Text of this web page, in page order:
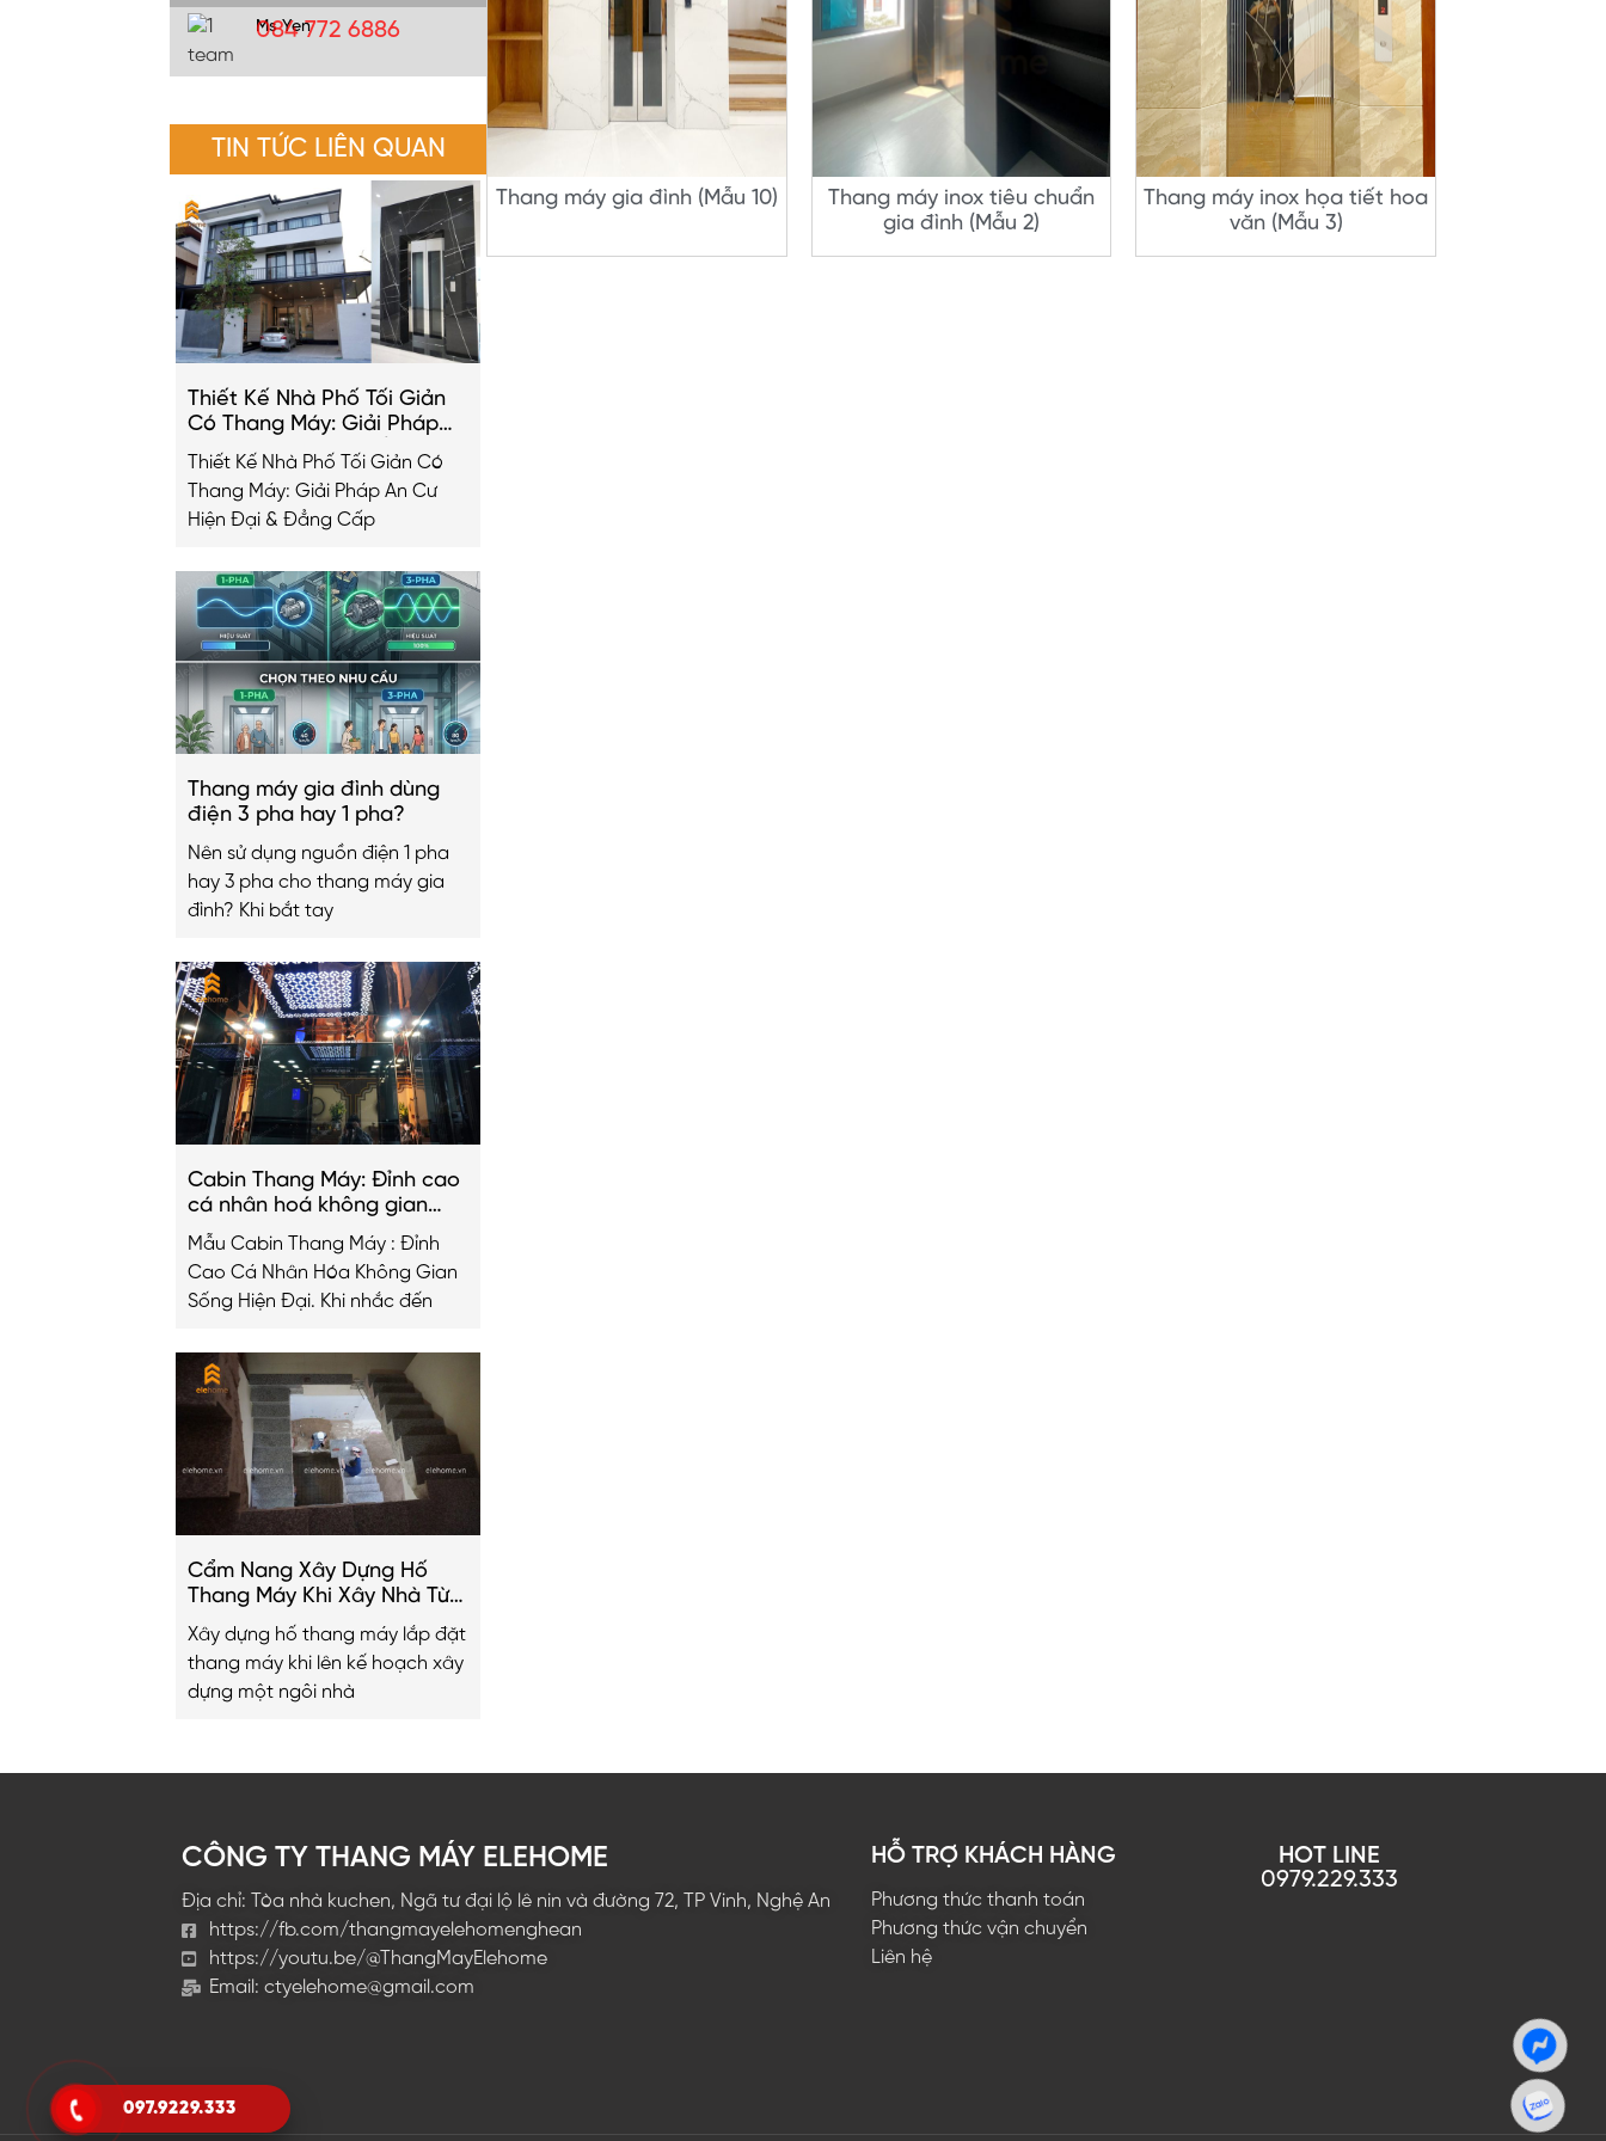
Ms Yen
084 772 6886
TIN TỨC LIÊN QUAN
Thiết Kế Nhà Phố Tối Giản
Có Thang Máy: Giải Pháp
An Cư Hiện Đại & Đẳng Cấp
2026
Thiết Kế Nhà Phố Tối Giản Có
Thang Máy: Giải Pháp An Cư
Hiện Đại & Đẳng Cấp
Thang máy gia đình dùng
điện 3 pha hay 1 pha?
Nên sử dụng nguồn điện 1 pha
hay 3 pha cho thang máy gia
đình? Khi bắt tay
Cabin Thang Máy: Đỉnh cao
cá nhân hoá không gian
sống hiện đại
Mẫu Cabin Thang Máy : Đỉnh
Cao Cá Nhân Hóa Không Gian
Sống Hiện Đại. Khi nhắc đến
Cẩm Nang Xây Dựng Hố
Thang Máy Khi Xây Nhà Từ
A-Z
Xây dựng hố thang máy lắp đặt
thang máy khi lên kế hoạch xây
dựng một ngôi nhà
Thang máy gia đình (Mẫu 10)
Thang máy inox tiêu chuẩn
gia đình (Mẫu 2)
Thang máy inox họa tiết hoa
văn (Mẫu 3)
CÔNG TY THANG MÁY ELEHOME
Địa chỉ: Tòa nhà kuchen, Ngã tư đại lộ lê nin và đường 72, TP Vinh, Nghệ An
https://fb.com/thangmayelehomenghean
https://youtu.be/@ThangMayElehome
Email: ctyelehome@gmail.com
HỖ TRỢ KHÁCH HÀNG
Phương thức thanh toán
Phương thức vận chuyển
Liên hệ
HOT LINE
0979.229.333
097.9229.333